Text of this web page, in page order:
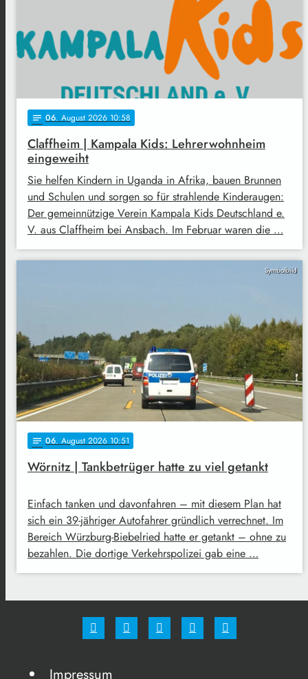
notes 06. August 2026 10:58
Claffheim | Kampala Kids: Lehrerwohnheim
eingeweiht
Sie helfen Kindern in Uganda in Afrika, bauen Brunnen
und Schulen und sorgen so für strahlende Kinderaugen:
Der gemeinnützige Verein Kampala Kids Deutschland e.
V. aus Claffheim bei Ansbach. Im Februar waren die …
Symbolbild
notes 06. August 2026 10:51
Wörnitz | Tankbetrüger hatte zu viel getankt
Einfach tanken und davonfahren – mit diesem Plan hat
sich ein 39-jähriger Autofahrer gründlich verrechnet. Im
Bereich Würzburg-Biebelried hatte er getankt – ohne zu
bezahlen. Die dortige Verkehrspolizei gab eine …
Impressum